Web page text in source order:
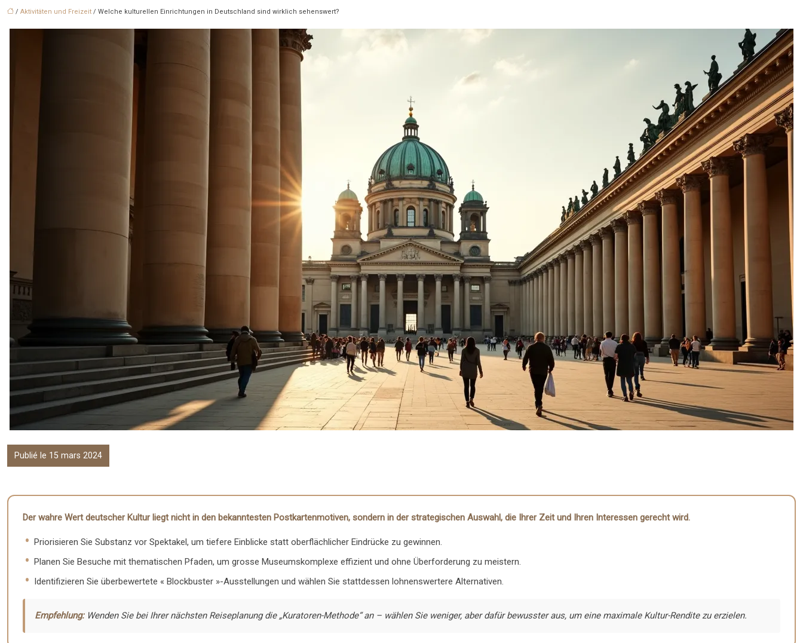
/ Aktivitäten und Freizeit / Welche kulturellen Einrichtungen in Deutschland sind wirklich sehenswert?
Publié le 15 mars 2024
Der wahre Wert deutscher Kultur liegt nicht in den bekanntesten Postkartenmotiven, sondern in der strategischen Auswahl, die Ihrer Zeit und Ihren Interessen gerecht wird.
Priorisieren Sie Substanz vor Spektakel, um tiefere Einblicke statt oberflächlicher Eindrücke zu gewinnen.
Planen Sie Besuche mit thematischen Pfaden, um grosse Museumskomplexe effizient und ohne Überforderung zu meistern.
Identifizieren Sie überbewertete « Blockbuster »-Ausstellungen und wählen Sie stattdessen lohnenswertere Alternativen.
Empfehlung:Wenden Sie bei Ihrer nächsten Reiseplanung die „Kuratoren-Methode“ an – wählen Sie weniger, aber dafür bewusster aus, um eine maximale Kultur-Rendite zu erzielen.